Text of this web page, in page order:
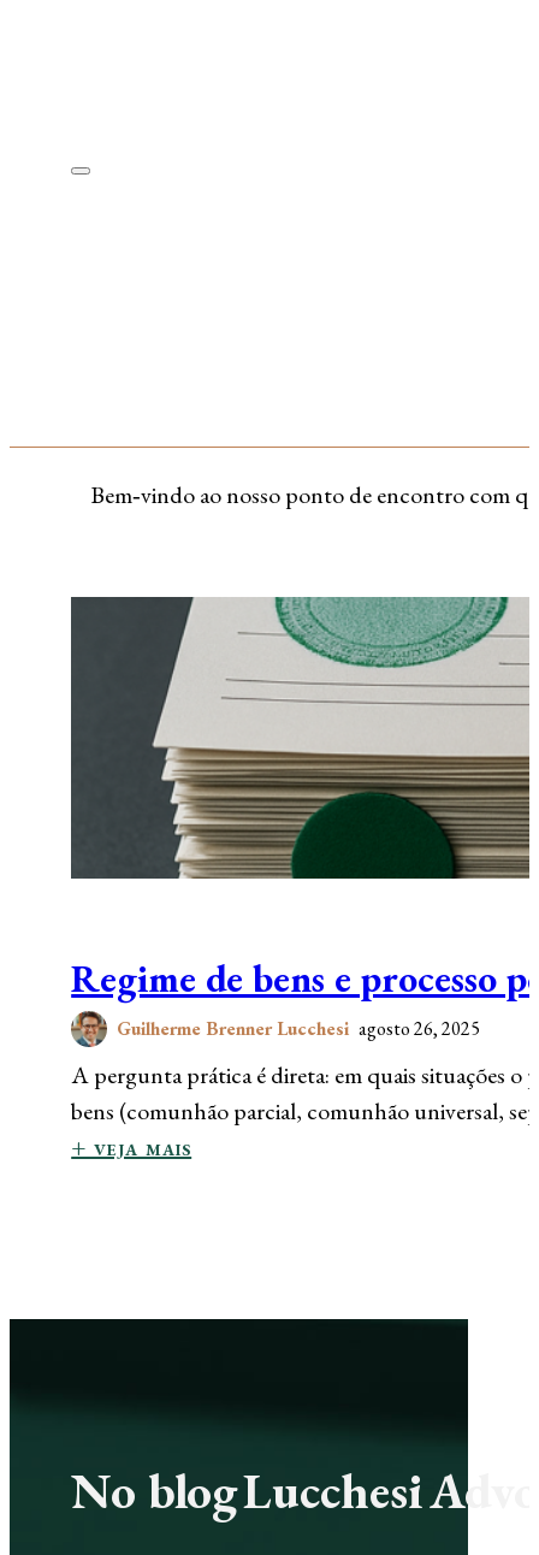
Bem‑vindo ao nosso ponto de encontro com
Regime de bens e processo
Guilherme Brenner Lucchesi agosto 26, 2025
A pergunta prática é direta: em quais situações
bens (comunhão parcial, comunhão universal,
+ veja mais
No blog Lucchesi